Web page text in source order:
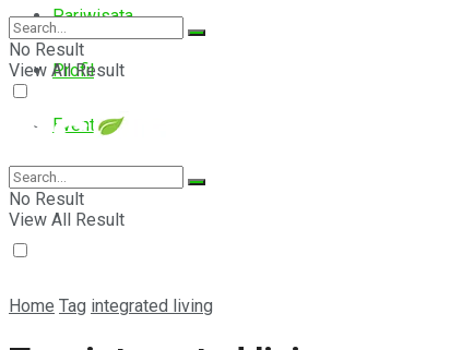
Pariwisata
Profil
Event
E-Magazine
No Result
View All Result
No Result
View All Result
Home Tag integrated living